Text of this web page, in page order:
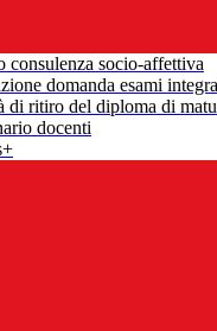
consulenza socio-affettiva
domanda esami
di ritiro del diploma di
docenti